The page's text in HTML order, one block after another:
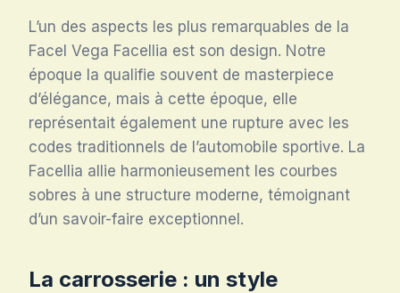
L’un des aspects les plus remarquables de la
Facel Vega Facellia est son design. Notre
époque la qualifie souvent de masterpiece
d’élégance, mais à cette époque, elle
représentait également une rupture avec les
codes traditionnels de l’automobile sportive. La
Facellia allie harmonieusement les courbes
sobres à une structure moderne, témoignant
d’un savoir-faire exceptionnel.
La carrosserie : un style